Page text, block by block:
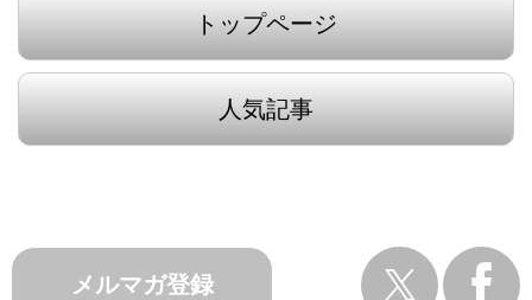
トップページ
人気記事
メルマガ登録